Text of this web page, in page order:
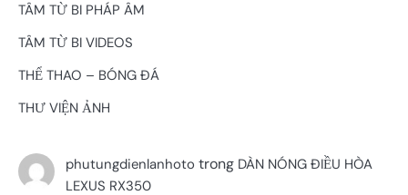
TÂM TỪ BI PHÁP ÂM
TÂM TỪ BI VIDEOS
THỂ THAO – BÓNG ĐÁ
THƯ VIỆN ẢNH
phutungdienlanhoto trong DÀN NÓNG ĐIỀU HÒA
LEXUS RX350